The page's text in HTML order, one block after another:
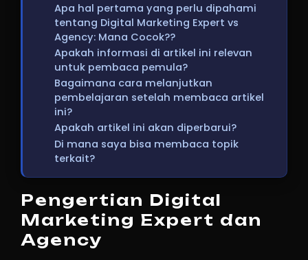
Apa hal pertama yang perlu dipahami
tentang Digital Marketing Expert vs
Agency: Mana Cocok??
Apakah informasi di artikel ini relevan
untuk pembaca pemula?
Bagaimana cara melanjutkan
pembelajaran setelah membaca artikel
ini?
Apakah artikel ini akan diperbarui?
Di mana saya bisa membaca topik
terkait?
Pengertian Digital
Marketing Expert dan
Agency